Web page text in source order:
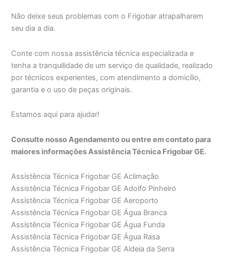
Não deixe seus problemas com o Frigobar atrapalharem
seu dia a dia.
Conte com nossa assistência técnica especializada e
tenha a tranquilidade de um serviço de qualidade, realizado
por técnicos experientes, com atendimento a domicílio,
garantia e o uso de peças originais.
Estamos aqui para ajudar!
Consulte nosso Agendamento ou entre em contato para
maiores informações Assistência Técnica Frigobar GE.
Assistência Técnica Frigobar GE Aclimação
Assistência Técnica Frigobar GE Adolfo Pinheiro
Assistência Técnica Frigobar GE Aeroporto
Assistência Técnica Frigobar GE Água Branca
Assistência Técnica Frigobar GE Água Funda
Assistência Técnica Frigobar GE Água Rasa
Assistência Técnica Frigobar GE Aldeia da Serra